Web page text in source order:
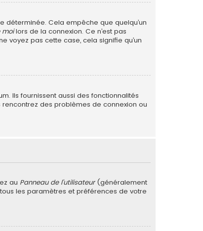
Cela empêche que quelqu’un
moilors de la connexion. Ce n’est pas
voyez pas cette case, cela signifie qu’un
Ils fournissent aussi des fonctionnalités
des problèmes de connexion ou
au Panneau de l’utilisateur(généralement
les paramètres et préférences de votre